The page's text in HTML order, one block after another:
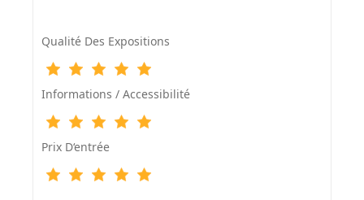
Qualité Des Expositions
Informations / Accessibilité
Prix D‘entrée